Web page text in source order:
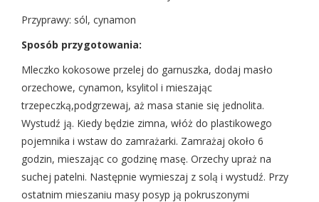
Przyprawy: sól, cynamon
Sposób przygotowania:
Mleczko kokosowe przelej do garnuszka, dodaj masło
orzechowe, cynamon, ksylitol i mieszając
trzepeczką,podgrzewaj, aż masa stanie się jednolita.
Wystudź ją. Kiedy będzie zimna, włóż do plastikowego
pojemnika i wstaw do zamrażarki. Zamrażaj około 6
godzin, mieszając co godzinę masę. Orzechy upraż na
suchej patelni. Następnie wymieszaj z solą i wystudź. Przy
ostatnim mieszaniu masy posyp ją pokruszonymi